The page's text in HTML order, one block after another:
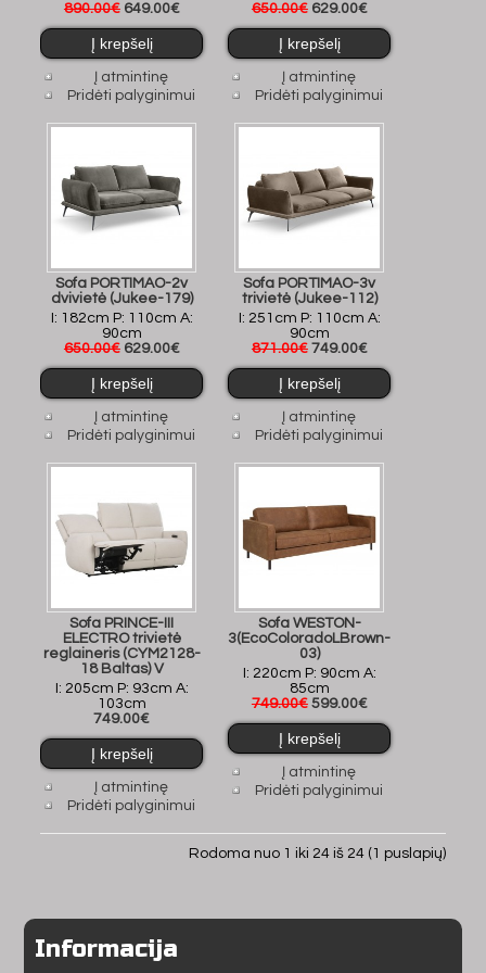
890.00€ 649.00€
Į atmintinę
Pridėti palyginimui
650.00€ 629.00€
Į atmintinę
Pridėti palyginimui
Sofa PORTIMAO-2v
dvivietė (Jukee-179)
I: 182cm P: 110cm A:
90cm
650.00€ 629.00€
Į atmintinę
Pridėti palyginimui
Sofa PORTIMAO-3v
trivietė (Jukee-112)
I: 251cm P: 110cm A:
90cm
871.00€ 749.00€
Į atmintinę
Pridėti palyginimui
Sofa PRINCE-III
ELECTRO trivietė
reglaineris (CYM2128-
18 Baltas) V
I: 205cm P: 93cm A:
103cm
749.00€
Į atmintinę
Pridėti palyginimui
Sofa WESTON-
3(EcoColoradoLBrown-
03)
I: 220cm P: 90cm A:
85cm
749.00€ 599.00€
Į atmintinę
Pridėti palyginimui
Rodoma nuo 1 iki 24 iš 24 (1 puslapių)
Informacija